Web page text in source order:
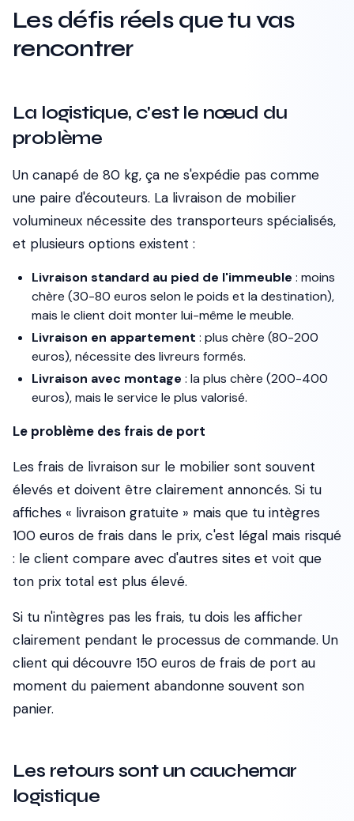
Les défis réels que tu vas
rencontrer
La logistique, c'est le nœud du
problème
Un canapé de 80 kg, ça ne s'expédie pas comme
une paire d'écouteurs. La livraison de mobilier
volumineux nécessite des transporteurs spécialisés,
et plusieurs options existent :
Livraison standard au pied de l'immeuble : moins
chère (30-80 euros selon le poids et la destination),
mais le client doit monter lui-même le meuble.
Livraison en appartement : plus chère (80-200
euros), nécessite des livreurs formés.
Livraison avec montage : la plus chère (200-400
euros), mais le service le plus valorisé.
Le problème des frais de port
Les frais de livraison sur le mobilier sont souvent
élevés et doivent être clairement annoncés. Si tu
affiches « livraison gratuite » mais que tu intègres
100 euros de frais dans le prix, c'est légal mais risqué
: le client compare avec d'autres sites et voit que
ton prix total est plus élevé.
Si tu n'intègres pas les frais, tu dois les afficher
clairement pendant le processus de commande. Un
client qui découvre 150 euros de frais de port au
moment du paiement abandonne souvent son
panier.
Les retours sont un cauchemar
logistique